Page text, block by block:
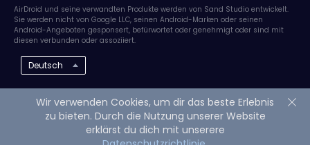
ok
AirDroid und seine verwandten Produkte werden von Sand Studio entwickelt.
Sie werden nicht von Google LLC, seinen Android-Marken oder seinen
Android-Angeboten gesponsert, befürwortet oder genehmigt oder sind mit
diesen verbunden oder assoziiert.
Deutsch
Wir verwenden Cookies, um dir das beste Erlebnis
zu bieten. Durch die Nutzung unserer Website
erklärst du dich mit unserere